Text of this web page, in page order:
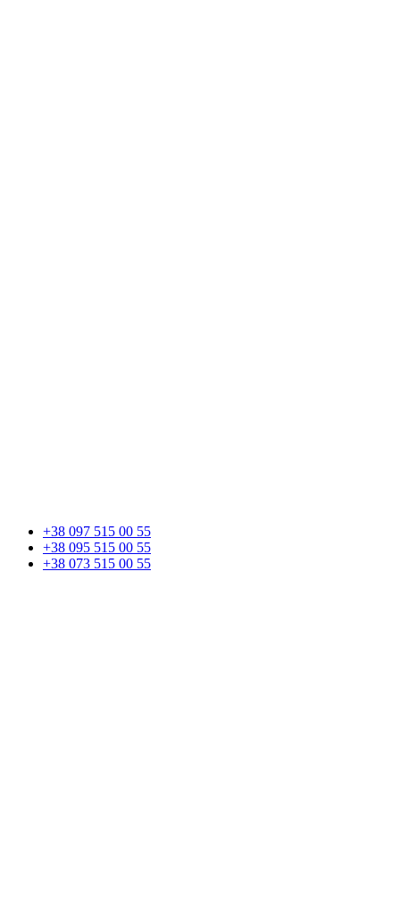
+38 097 515 00 55
+38 095 515 00 55
+38 073 515 00 55